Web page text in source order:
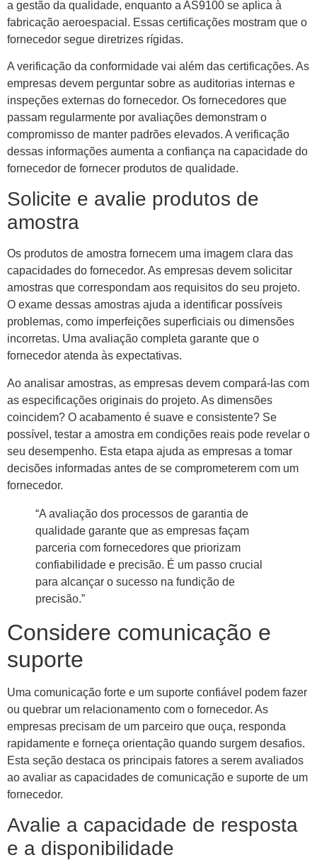
a gestão da qualidade, enquanto a AS9100 se aplica à
fabricação aeroespacial. Essas certificações mostram que o
fornecedor segue diretrizes rígidas.
A verificação da conformidade vai além das certificações. As
empresas devem perguntar sobre as auditorias internas e
inspeções externas do fornecedor. Os fornecedores que
passam regularmente por avaliações demonstram o
compromisso de manter padrões elevados. A verificação
dessas informações aumenta a confiança na capacidade do
fornecedor de fornecer produtos de qualidade.
Solicite e avalie produtos de
amostra
Os produtos de amostra fornecem uma imagem clara das
capacidades do fornecedor. As empresas devem solicitar
amostras que correspondam aos requisitos do seu projeto.
O exame dessas amostras ajuda a identificar possíveis
problemas, como imperfeições superficiais ou dimensões
incorretas. Uma avaliação completa garante que o
fornecedor atenda às expectativas.
Ao analisar amostras, as empresas devem compará-las com
as especificações originais do projeto. As dimensões
coincidem? O acabamento é suave e consistente? Se
possível, testar a amostra em condições reais pode revelar o
seu desempenho. Esta etapa ajuda as empresas a tomar
decisões informadas antes de se comprometerem com um
fornecedor.
“A avaliação dos processos de garantia de
qualidade garante que as empresas façam
parceria com fornecedores que priorizam
confiabilidade e precisão. É um passo crucial
para alcançar o sucesso na fundição de
precisão.”
Considere comunicação e
suporte
Uma comunicação forte e um suporte confiável podem fazer
ou quebrar um relacionamento com o fornecedor. As
empresas precisam de um parceiro que ouça, responda
rapidamente e forneça orientação quando surgem desafios.
Esta seção destaca os principais fatores a serem avaliados
ao avaliar as capacidades de comunicação e suporte de um
fornecedor.
Avalie a capacidade de resposta
e a disponibilidade